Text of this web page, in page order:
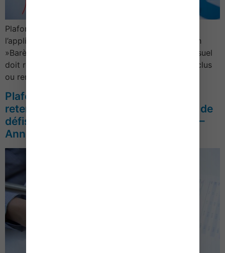
Plafonds de loyer et de ressources retenus pour
l’application du dispositif « conventionnement Anah
»Barème 2019 1- Plafonds de loyerLe loyer mensuel
doit respecter un plafond au m².Pour les baux conclus
ou renouvelés en 2019, les plafonds (charges…
Plafonds de loyers et de ressources
retenus pour l’application du dispositif de
défiscalisation immobilière « Scellier » –
Année 2019